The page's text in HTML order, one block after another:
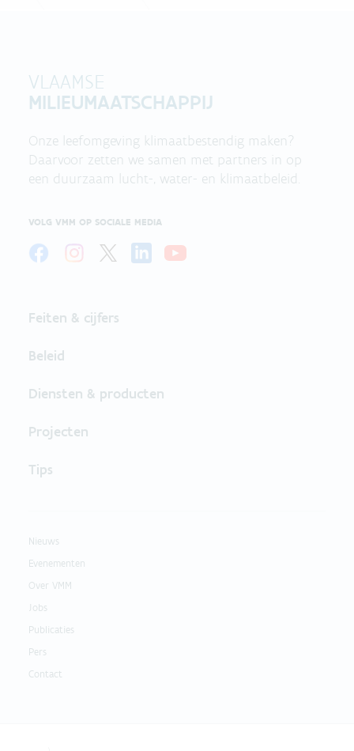
VLAAMSE
MILIEUMAATSCHAPPIJ
Onze leefomgeving klimaatbestendig maken?
Daarvoor zetten we samen met partners in op
een duurzaam lucht-, water- en klimaatbeleid.
VOLG VMM OP SOCIALE MEDIA
Feiten & cijfers
Beleid
Diensten & producten
Projecten
Tips
Nieuws
Evenementen
Over VMM
Jobs
Publicaties
Pers
Contact